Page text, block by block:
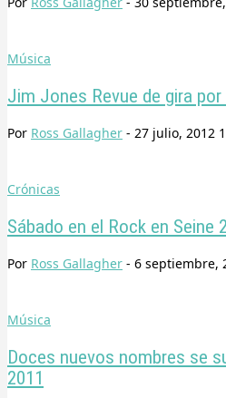
Música
Jim Jones Revue de gira por
Por Ross Gallagher - 27 julio, 2012
Crónicas
Sábado en el Rock en Seine
Por Ross Gallagher - 6 septiembre,
Música
Doces nuevos nombres se
2011